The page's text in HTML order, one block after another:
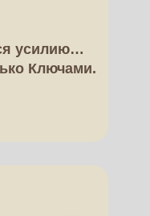
усилию…
Ключами.